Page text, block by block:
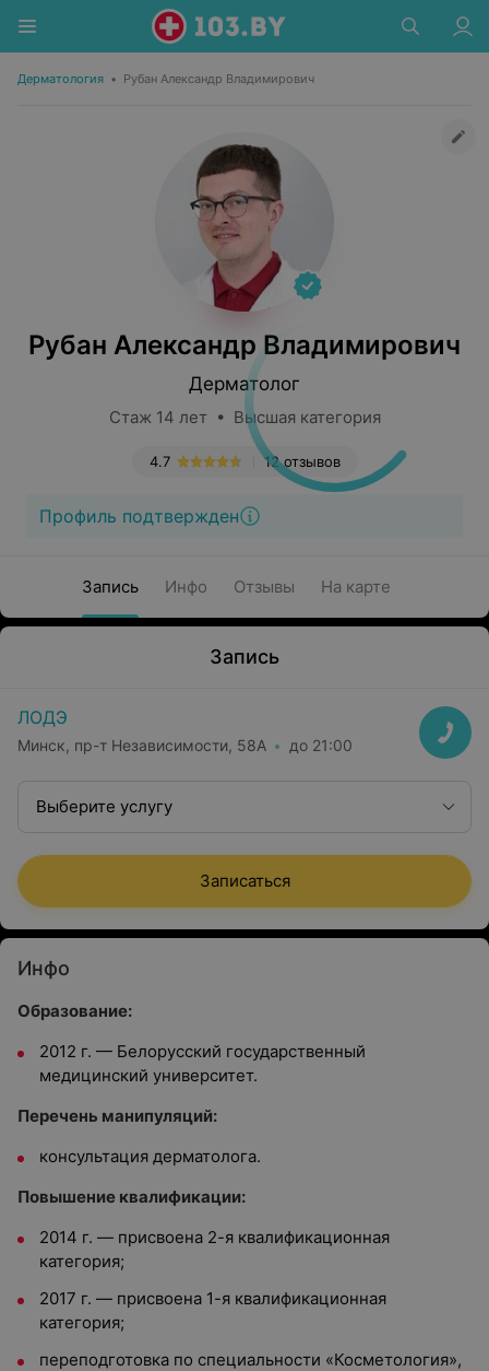
Дерматология • Рубан Александр Владимирович
Рубан Александр Владимирович
Дерматолог
Стаж 14 лет • Высшая категория
12 отзывов
4.7
Профиль подтвержден
Запись Инфо Отзывы На карте
Запись
ЛОДЭ
Минск, пр-т Независимости, 58А до 21:00
Выберите услугу
Записаться
Инфо
Образование:
2012 г. — Белорусский государственный
медицинский университет.
Перечень манипуляций:
консультация дерматолога.
Повышение квалификации:
2014 г. — присвоена 2-я квалификационная
категория;
2017 г. — присвоена 1-я квалификационная
категория;
переподготовка по специальности «Косметология»,